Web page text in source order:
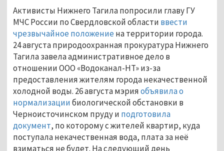
Активисты Нижнего Тагила попросили главу ГУ
МЧС России по Свердловской области ввести
чрезвычайное положение на территории города.
24 августа природоохранная прокуратура Нижнего
Тагила завела административное дело в
отношении ООО «Водоканал-НТ» из-за
предоставления жителям города некачественной
холодной воды. 26 августа мэрияобъявила о
нормализациибиологической обстановки в
Черноисточинском пруду и подготовила
документ, по которому с жителей квартир, куда
поступала некачественная вода, плата за неё
взиматься не будет. На следующий день